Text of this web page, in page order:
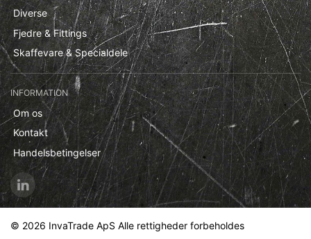
Diverse
Fjedre & Fittings
Skaffevare & Specialdele
INFORMATION
Om os
Kontakt
Handelsbetingelser
© 2026 InvaTrade ApS Alle rettigheder forbeholdes